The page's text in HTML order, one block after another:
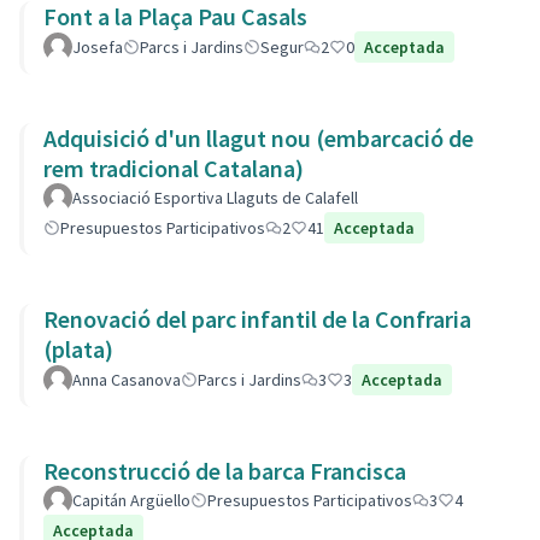
Font a la Plaça Pau Casals
Josefa Parcs i Jardins Segur 2 0 Acceptada
Adquisició d'un llagut nou (embarcació de
rem tradicional Catalana)
Associació Esportiva Llaguts de Calafell
Presupuestos Participativos
2 41 Acceptada
Renovació del parc infantil de la Confraria
(plata)
Anna Casanova Parcs i Jardins 3 3 Acceptada
Reconstrucció de la barca Francisca
Capitán Argüello Presupuestos Participativos 3
4
Acceptada